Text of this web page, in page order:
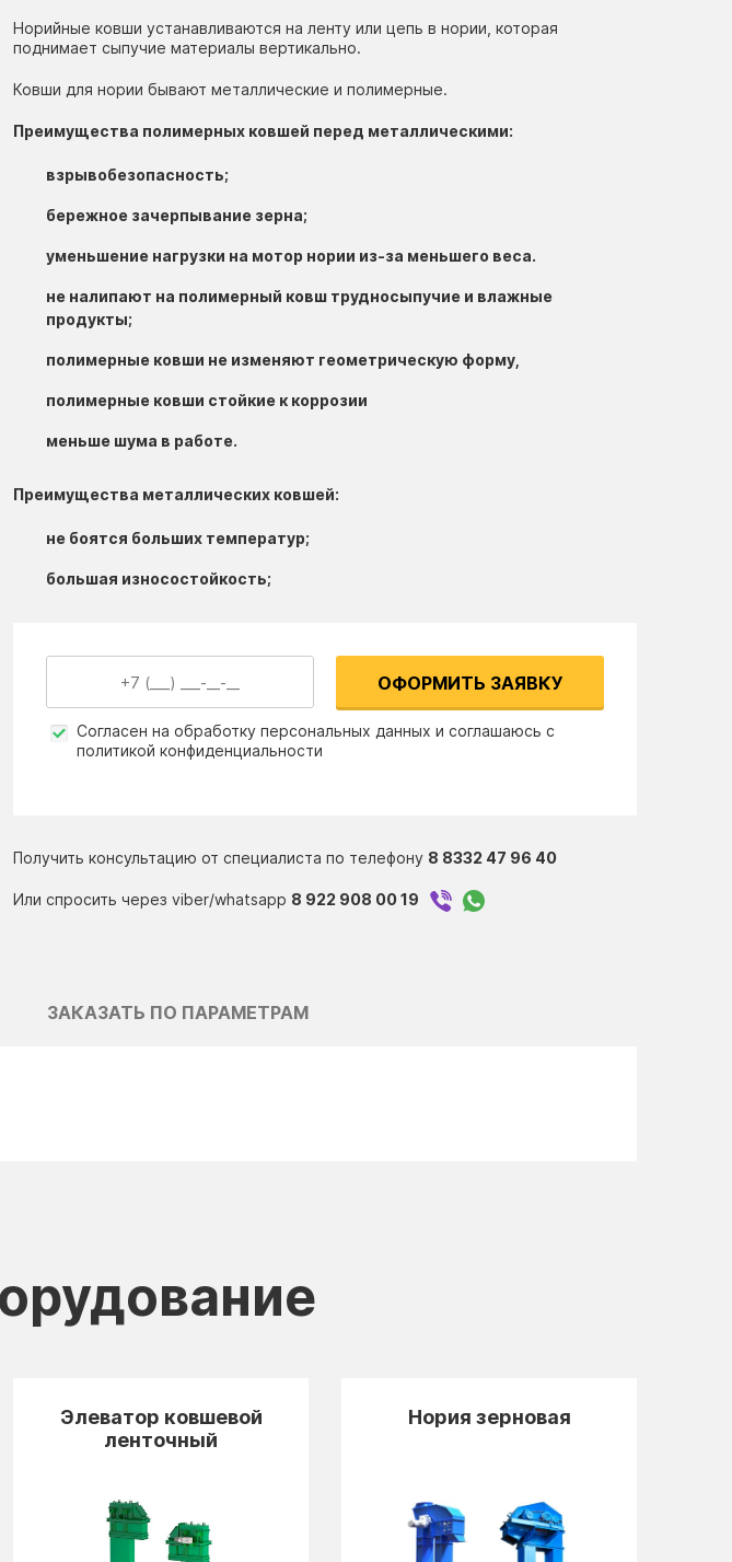
Норийные ковши устанавливаются на ленту или цепь в нории, которая
поднимает сыпучие материалы вертикально.
Ковши для нории бывают металлические и полимерные.
Преимущества полимерных ковшей перед металлическими:
взрывобезопасность;
бережное зачерпывание зерна;
уменьшение нагрузки на мотор нории из-за меньшего веса.
не налипают на полимерный ковш трудносыпучие и влажные
продукты;
полимерные ковши не изменяют геометрическую форму,
полимерные ковши стойкие к коррозии
меньше шума в работе.
Преимущества металлических ковшей:
не боятся больших температур;
большая износостойкость;
ОФОРМИТЬ ЗАЯВКУ
Согласен на обработку персональных данных и соглашаюсь с
политикой конфиденциальности
Получить консультацию от специалиста по телефону 8 8332 47 96 40
Или спросить через viber/whatsapp 8 922 908 00 19
ЗАКАЗАТЬ ПО ПАРАМЕТРАМ
Элеватор ковшевой
ленточный
Нория зерновая